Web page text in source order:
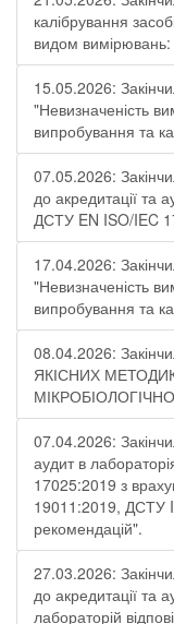
калібрування
видом
15.05.2026:
"Невизначеність
випробування та
07.05.2026:
до акредитації та
ДСТУ EN ISO/IEC
17.04.2026:
"Невизначеність
випробування та
08.04.2026:
ЯКІСНИХ
07.04.2026:
аудит в
17025:2019 з
19011:2019, ДСТУ
рекомендацій".
27.03.2026:
до акредитації та
лабораторій